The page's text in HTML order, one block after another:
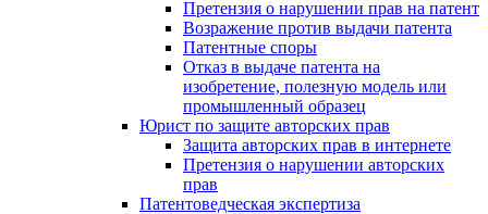
Претензия о нарушении прав на патент
Возражение против выдачи патента
Патентные споры
Отказ в выдаче патента на
изобретение, полезную модель или
промышленный образец
Юрист по защите авторских прав
Защита авторских прав в интернете
Претензия о нарушении авторских
прав
Патентоведческая экспертиза